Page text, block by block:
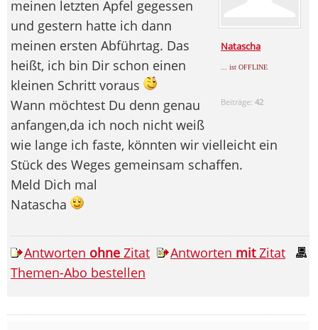
Natascha
... ist OFFLINE
Beiträge:42
meinen letzten Apfel gegessen
und gestern hatte ich dann
meinen ersten Abführtag. Das
heißt, ich bin Dir schon einen
kleinen Schritt voraus
Wann möchtest Du denn genau
anfangen,da ich noch nicht weiß
wie lange ich faste, könnten wir vielleicht ein
Stück des Weges gemeinsam schaffen.
Meld Dich mal
Natascha
Antworten ohne Zitat Antworten mitZitat
Themen-Abo bestellen